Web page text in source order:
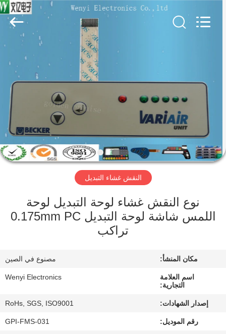
منتجات
معلومات
عنا
المعمل
مراقبة
اتصل
Technology
النقش غشاء التبديل
نوع النقش غشاء لوحة التبديل لوحة
اللمس شاشة لوحة التبديل 0.175mm PC
تراكب
مكان المنشأ: مصنوع في الصين
اسم العلامة
التجارية:
Wenyi Electronics
إصدار الشهادات: RoHs, SGS, ISO9001
رقم الموديل: GPI-FMS-031